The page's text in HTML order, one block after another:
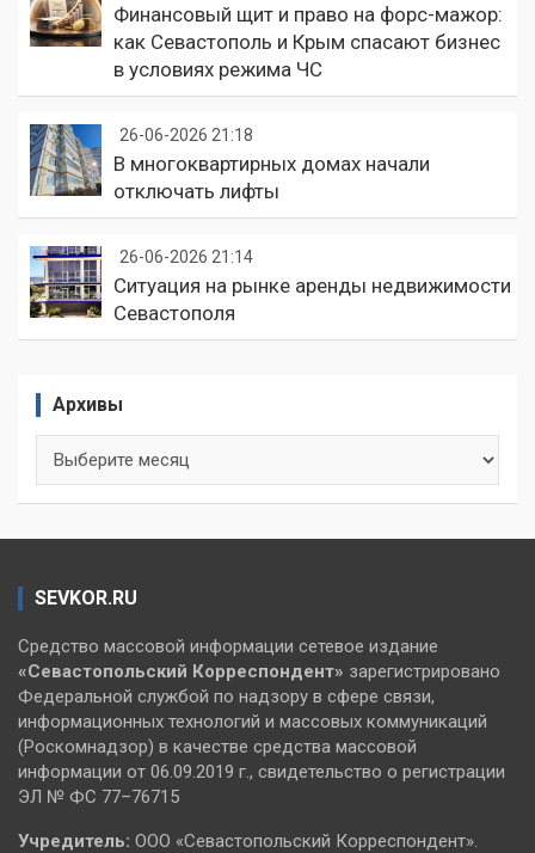
Финансовый щит и право на форс-мажор:
как Севастополь и Крым спасают бизнес
в условиях режима ЧС
26-06-2026 21:18
В многоквартирных домах начали
отключать лифты
26-06-2026 21:14
Ситуация на рынке аренды недвижимости
Севастополя
Архивы
SEVKOR.RU
Средство массовой информации сетевое издание
«Севастопольский Корреспондент» зарегистрировано
Федеральной службой по надзору в сфере связи,
информационных технологий и массовых коммуникаций
(Роскомнадзор) в качестве средства массовой
информации от 06.09.2019 г., свидетельство о регистрации
ЭЛ № ФС 77–76715
Учредитель: ООО «Севастопольский Корреспондент».